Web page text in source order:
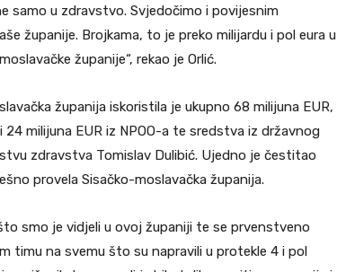
samo u zdravstvo. Svjedočimo i povijesnim
županije. Brojkama, to je preko milijardu i pol eura u
županije“, rekao je Orlić.
županija iskoristila je ukupno 68 milijuna EUR,
milijuna EUR iz NPOO-a te sredstva iz državnog
zdravstva Tomislav Dulibić. Ujedno je čestitao
provela Sisačko-moslavačka županija.
smo je vidjeli u ovoj županiji te se prvenstveno
timu na svemu što su napravili u protekle 4 i pol